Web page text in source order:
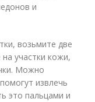
и
возьмите две
участки кожи,
Можно
извлечь
это пальцами и